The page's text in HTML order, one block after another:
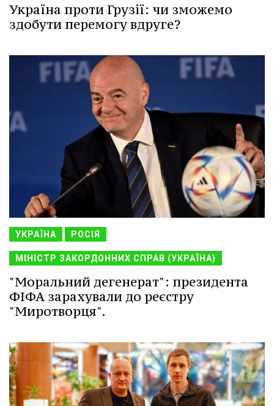
Україна проти Грузії: чи зможемо
здобути перемогу вдруге?
УКРАЇНА РОСІЯ
МІНІСТР ЗАКОРДОННИХ СПРАВ (УКРАЇНА)
"Моральний дегенерат": президента
ФІФА зарахували до реєстру
"Миротворця".